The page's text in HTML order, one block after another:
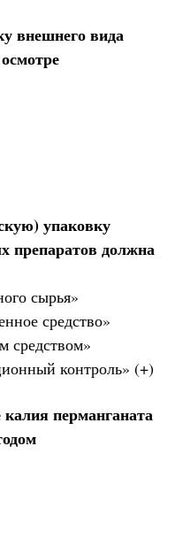
внешнего вида
упаковку
препаратов должна
сырья»
средство»
средством»
контроль» (+)
калия перманганата